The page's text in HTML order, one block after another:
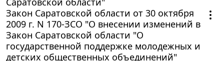
Закон Саратовской области от 30 октября
2009 г. N 170-ЗСО "О внесении изменений в
Закон Саратовской области "О
государственной поддержке молодежных и
детских общественных объединений"